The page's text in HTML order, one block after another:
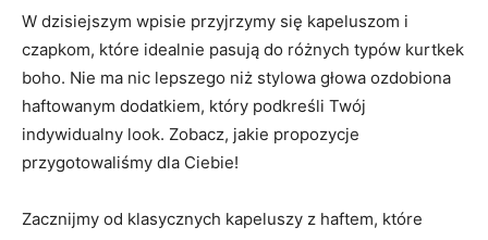
W dzisiejszym ⁣wpisie przyjrzymy się kapeluszom i
czapkom, które idealnie‍ pasują do różnych ​typów kurtkek
boho. Nie ma nic lepszego niż stylowa głowa ozdobiona
haftowanym ‌dodatkiem,⁢ który podkreśli Twój
indywidualny look.‌ Zobacz, ⁣jakie propozycje⁣
przygotowaliśmy​ dla Ciebie!
Zacznijmy⁤ od klasycznych kapeluszy z haftem, które